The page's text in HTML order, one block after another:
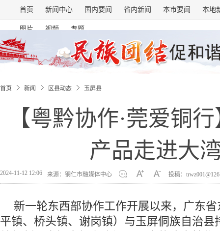
首页 新闻中心 国内要闻 省内新闻 本市要闻 本地
图片 视频 专题
首页 新闻 区县动态 玉屏县
【粤黔协作·莞爱铜
产品走进大
2024-11-12 12:06 来源：铜仁市融媒体中心 投稿：
新一轮东西部协作工作开展以来，广东
平镇、桥头镇、谢岗镇）与玉屏侗族自治县